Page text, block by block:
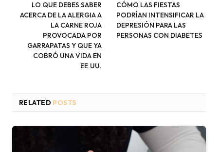
LO QUE DEBES SABER
ACERCA DE LA ALERGIA A
LA CARNE ROJA
PROVOCADA POR
GARRAPATAS Y QUE YA
COBRÓ UNA VIDA EN
EE.UU.
CÓMO LAS FIESTAS
PODRÍAN INTENSIFICAR LA
DEPRESIÓN PARA LAS
PERSONAS CON DIABETES
RELATED POSTS